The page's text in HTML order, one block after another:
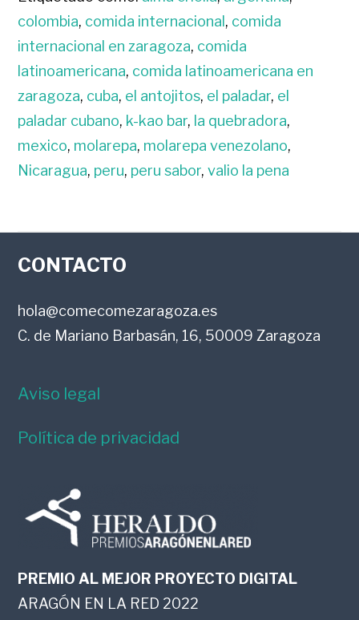
colombia, comida internacional , comida
internacional en zaragoza, comida
latinoamericana, comida latinoamericana en
zaragoza, cuba, el antojitos, el paladar, el
paladar cubano, k-kao bar, la quebradora,
mexico, molarepa, molarepa venezolano,
Nicaragua, peru, peru sabor,valio la pena
FOOTER
CONTACTO
hola@comecomezaragoza.es
C. de Mariano Barbasán, 16, 50009 Zaragoza
Aviso legal
Política de privacidad
PREMIO AL MEJOR PROYECTO DIGITAL
ARAGÓN EN LA RED 2022